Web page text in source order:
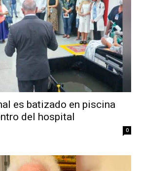
es batizado en piscina
del hospital
0